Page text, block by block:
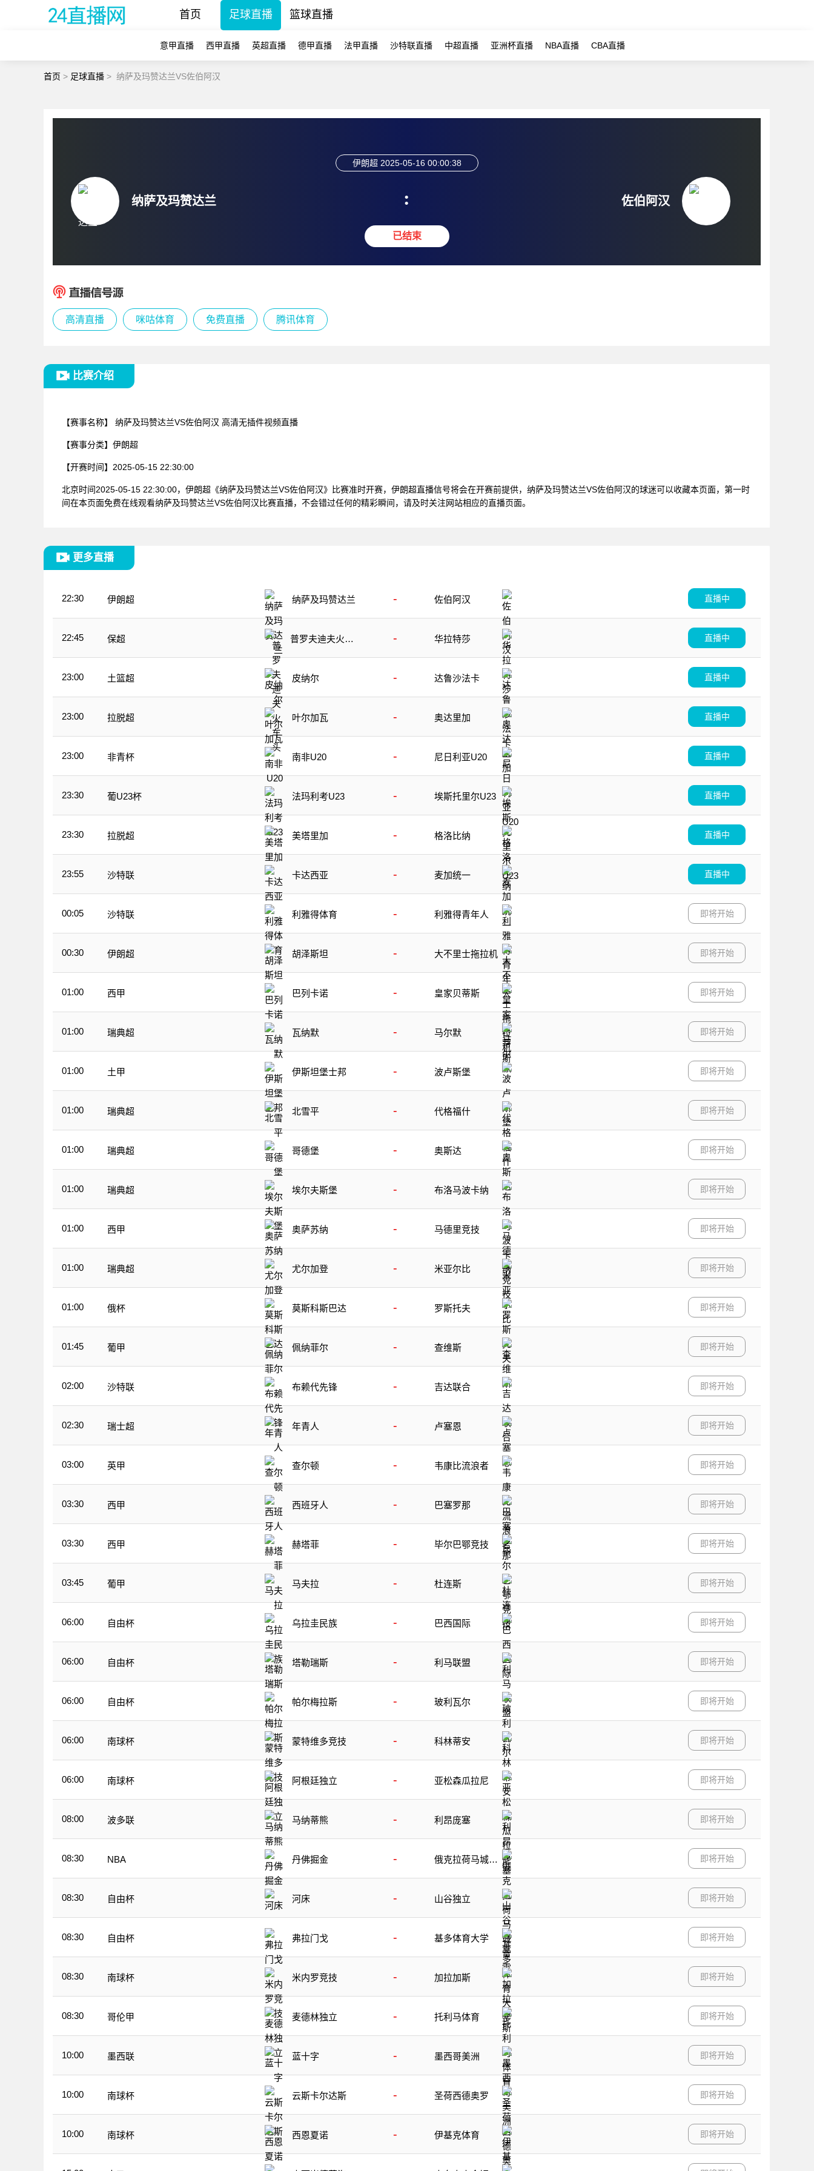
首页 足球直播 篮球直播
意甲直播 西甲直播 英超直播 德甲直播 法甲直播 沙特联直播 中超直播 亚洲杯直播 NBA直播 CBA直播
首页 > 足球直播 > 纳萨及玛赞达兰VS佐伯阿汉
纳萨及玛赞达兰
伊朗超 2025-05-16 00:00:38
:
已结束
佐伯阿汉
高清直播 咪咕体育 免费直播 腾讯体育
比赛介绍
【赛事名称】 纳萨及玛赞达兰VS佐伯阿汉 高清无插件视频直播
【赛事分类】 伊朗超
【开赛时间】 2025-05-15 22:30:00
北京时间2025-05-15 22:30:00，伊朗超《纳萨及玛赞达兰VS佐伯阿汉》比赛准时开赛，伊朗超直播信号将会在开赛前提供，纳萨及玛赞达兰VS佐伯阿汉的球迷可以收藏本页面，第一时
间在本页面免费在线观看纳萨及玛赞达兰VS佐伯阿汉比赛直播，不会错过任何的精彩瞬间，请及时关注网站相应的直播页面。
更多直播
22:30 伊朗超 纳萨及玛赞达兰 - 佐伯阿汉 直播中
22:45 保超
普罗夫迪夫火车
- 华拉特莎 直播中
23:00 土篮超 皮纳尔 - 达鲁沙法卡 直播中
23:00 拉脱超 叶尔加瓦 - 奥达里加 直播中
23:00 非青杯 南非U20 - 尼日利亚U20 直播中
23:30 葡U23杯 法玛利考U23 - 埃斯托里尔U23 直播中
23:30 拉脱超 美塔里加 - 格洛比纳 直播中
23:55 沙特联 卡达西亚 - 麦加统一 直播中
00:05 沙特联 利雅得体育 - 利雅得青年人 即将开始
00:30 伊朗超 胡泽斯坦 - 大不里士拖拉机 即将开始
01:00 西甲 巴列卡诺 - 皇家贝蒂斯 即将开始
01:00 瑞典超 瓦纳默 - 马尔默 即将开始
01:00 土甲 伊斯坦堡士邦 - 波卢斯堡 即将开始
01:00 瑞典超 北雪平 - 代格福什 即将开始
01:00 瑞典超 哥德堡 - 奥斯达 即将开始
01:00 瑞典超 埃尔夫斯堡 - 布洛马波卡纳 即将开始
01:00 西甲 奥萨苏纳 - 马德里竞技 即将开始
01:00 瑞典超 尤尔加登 - 米亚尔比 即将开始
01:00 俄杯 莫斯科斯巴达 - 罗斯托夫 即将开始
01:45 葡甲 佩纳菲尔 - 查维斯 即将开始
02:00 沙特联 布赖代先锋 - 吉达联合 即将开始
02:30 瑞士超 年青人 - 卢塞恩 即将开始
03:00 英甲 查尔顿 - 韦康比流浪者 即将开始
03:30 西甲 西班牙人 - 巴塞罗那 即将开始
03:30 西甲 赫塔菲 - 毕尔巴鄂竞技 即将开始
03:45 葡甲 马夫拉 - 杜连斯 即将开始
06:00 自由杯 乌拉圭民族 - 巴西国际 即将开始
06:00 自由杯 塔勒瑞斯 - 利马联盟 即将开始
06:00 自由杯 帕尔梅拉斯 - 玻利瓦尔 即将开始
06:00 南球杯 蒙特维多竞技 - 科林蒂安 即将开始
06:00 南球杯 阿根廷独立 - 亚松森瓜拉尼 即将开始
08:00 波多联 马纳蒂熊 - 利昂庞塞 即将开始
08:30 NBA 丹佛掘金 -
俄克拉荷马城雷
即将开始
08:30 自由杯 河床 - 山谷独立 即将开始
08:30 自由杯 弗拉门戈 - 基多体育大学 即将开始
08:30 南球杯 米内罗竞技 - 加拉加斯 即将开始
08:30 哥伦甲 麦德林独立 - 托利马体育 即将开始
10:00 墨西联 蓝十字 - 墨西哥美洲 即将开始
10:00 南球杯 云斯卡尔达斯 - 圣荷西德奥罗 即将开始
10:00 南球杯 西恩夏诺 - 伊基克体育 即将开始